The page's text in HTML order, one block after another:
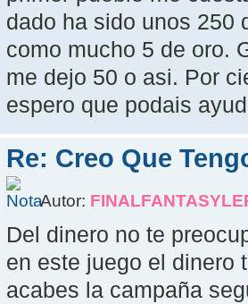
dado ha sido unos 250
como mucho 5 de oro.
me dejo 50 o asi. Por
espero que podais
Re: Creo Que
Autor:
Del dinero no te
en este juego el dinero
acabes la campaña